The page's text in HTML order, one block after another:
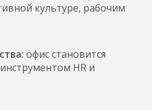
культуре, рабочим
офис становится
HR и